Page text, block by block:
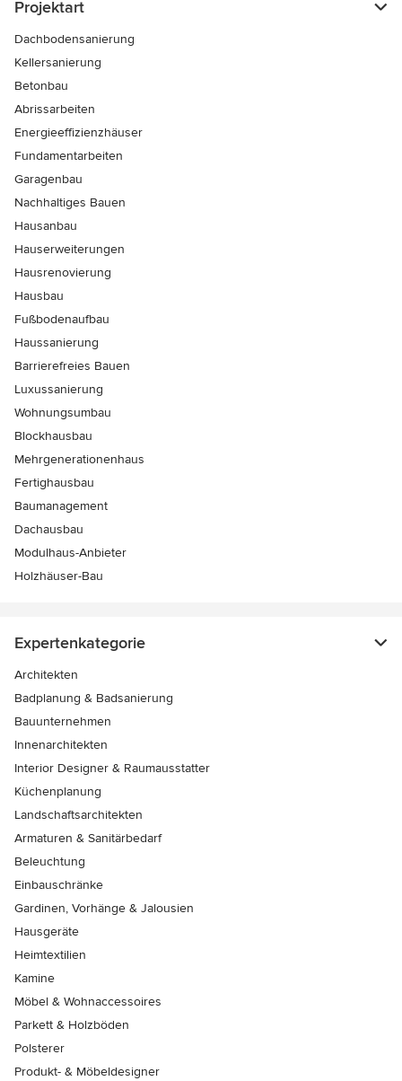
Projektart
Dachbodensanierung
Kellersanierung
Betonbau
Abrissarbeiten
Energieeffizienzhäuser
Fundamentarbeiten
Garagenbau
Nachhaltiges Bauen
Hausanbau
Hauserweiterungen
Hausrenovierung
Hausbau
Fußbodenaufbau
Haussanierung
Barrierefreies Bauen
Luxussanierung
Wohnungsumbau
Blockhausbau
Mehrgenerationenhaus
Fertighausbau
Baumanagement
Dachausbau
Modulhaus-Anbieter
Holzhäuser-Bau
Expertenkategorie
Architekten
Badplanung & Badsanierung
Bauunternehmen
Innenarchitekten
Interior Designer & Raumausstatter
Küchenplanung
Landschaftsarchitekten
Armaturen & Sanitärbedarf
Beleuchtung
Einbauschränke
Gardinen, Vorhänge & Jalousien
Hausgeräte
Heimtextilien
Kamine
Möbel & Wohnaccessoires
Parkett & Holzböden
Polsterer
Produkt- & Möbeldesigner